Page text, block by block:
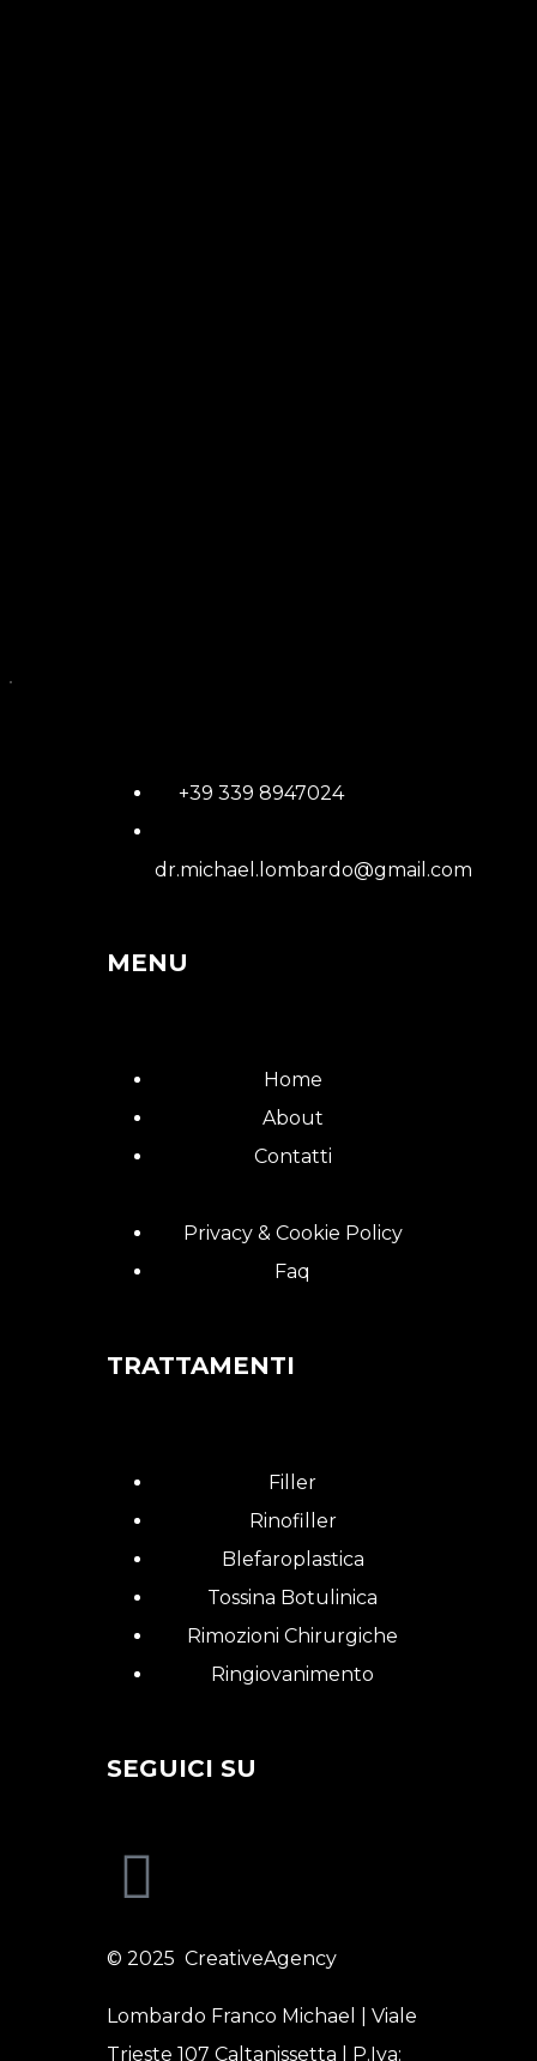
+39 339 8947024
dr.michael.lombardo@gmail.com
MENU
Home
About
Contatti
Privacy & Cookie Policy
Faq
TRATTAMENTI
Filler
Rinofiller
Blefaroplastica
Tossina Botulinica
Rimozioni Chirurgiche
Ringiovanimento
SEGUICI SU
© 2025 CreativeAgency
Lombardo Franco Michael | Viale
Trieste 107 Caltanissetta | P.Iva: